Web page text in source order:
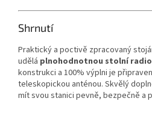
Shrnutí
Praktický a poctivě zpracovaný
udělá plnohodnotnou stolní
konstrukci a 100% výplni je
teleskopickou anténou. Skvělý
mít svou stanici pevně, bezpečně a